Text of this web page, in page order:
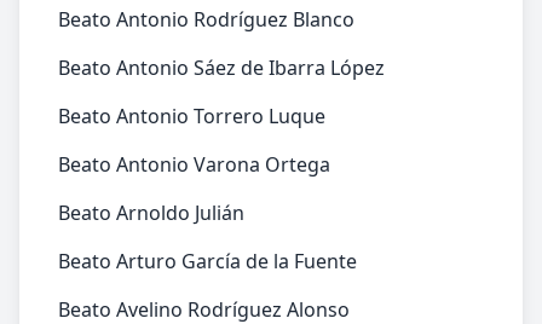
Beato Antonio Rodríguez Blanco
Beato Antonio Sáez de Ibarra López
Beato Antonio Torrero Luque
Beato Antonio Varona Ortega
Beato Arnoldo Julián
Beato Arturo García de la Fuente
Beato Avelino Rodríguez Alonso